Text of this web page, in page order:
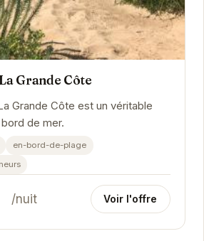
Grande Côte
Grande Côte est un véritable
de mer.
en-bord-de-plage
/nuit Voir l'offre